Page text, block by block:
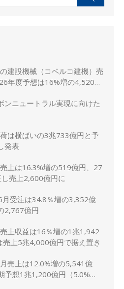
建設機械（コベルコ建機）売
年度予想は16%増の4,520億
ンニュートラル実現に向けた
は横ばいの3兆733億円と予
発表
上は16.3%増の519億円、27
売上2,600億円に
受注は34.8％増の3,352億
2,767億円
上収益は16％増の1兆1,942
上5兆4,000億円で据え置き
売上は12.0%増の5,541億
予想1兆1,200億円（5.0%